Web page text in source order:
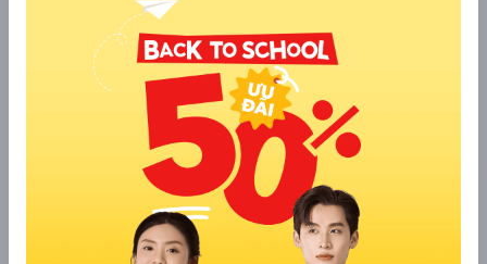
Chỉ sau vài tháng, Hòa quyết định nghỉ việc và cùng một người
bạn kinh doanh với số vốn tích cóp được hơn 50 triệu đồng.
“Không ai ủng hộ tôi làm công việc này, rồi đến cả bạn bè cũng
dần xa lánh. Có những lúc tôi cảm thấy stress, tôi cảm thấy
không thể vượt qua được. Tôi tiêu hết sạch số tiền tôi có,
nhiều lúc tôi còn phải đi ăn cơm nhờ nhà bạn để tiếp tục công
việc..”, Hòa chia sẻ.
Trong suốt thời gian này, duy chỉ có một điều không hề thay
đổi đó là niềm đam mê kinh doanh chưa bao giờ nguội lạnh
trong Hòa: “Đối với mọi người thì đó là thất bại tệ hại, còn đối
với tôi, những gì tôi học được ở cơ hội kinh doanh đó là quá rẻ”,